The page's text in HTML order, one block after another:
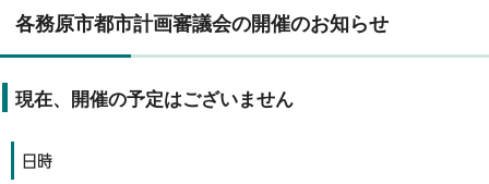
各務原市都市計画審議会の開催のお知らせ
現在、開催の予定はございません
日時